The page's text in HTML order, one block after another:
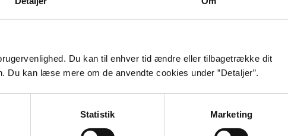
Du kan til enhver tid ændre eller tilbagetrække dit
Du kan læse mere om de anvendte cookies under ”Detaljer”.
Statistik Marketing